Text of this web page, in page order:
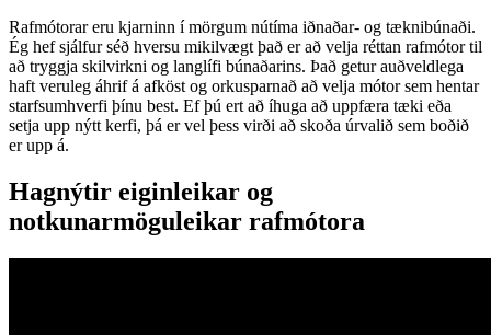
Rafmótorar eru kjarninn í mörgum nútíma iðnaðar- og tæknibúnaði.
Ég hef sjálfur séð hversu mikilvægt það er að velja réttan rafmótor til
að tryggja skilvirkni og langlífi búnaðarins. Það getur auðveldlega
haft veruleg áhrif á afköst og orkusparnað að velja mótor sem hentar
starfsumhverfi þínu best. Ef þú ert að íhuga að uppfæra tæki eða
setja upp nýtt kerfi, þá er vel þess virði að skoða úrvalið sem boðið
er upp á.
Hagnýtir eiginleikar og
notkunarmöguleikar rafmótora